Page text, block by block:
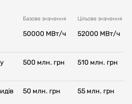
Базове значення Цільовe значення
50000 МBт/ч 52000 МBт/ч
500 млн. грн 510 млн. грн
50 млн. грн 55 млн. грн